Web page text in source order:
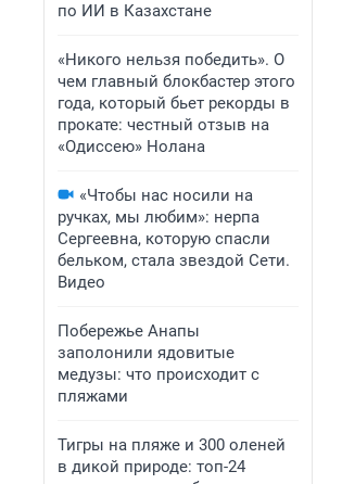
по ИИ в Казахстане
«Никого нельзя победить». О
чем главный блокбастер этого
года, который бьет рекорды в
прокате: честный отзыв на
«Одиссею» Нолана
«Чтобы нас носили на
ручках, мы любим»: нерпа
Сергеевна, которую спасли
бельком, стала звездой Сети.
Видео
Побережье Анапы
заполонили ядовитые
медузы: что происходит с
пляжами
Тигры на пляже и 300 оленей
в дикой природе: топ-24